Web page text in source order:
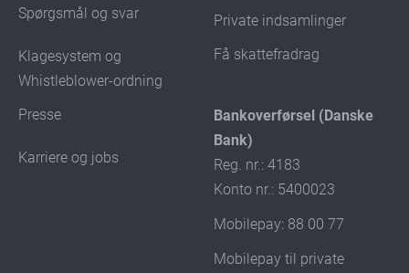
Spørgsmål og svar
Klagesystem og
Whistleblower-ordning
Presse
Karriere og jobs
Private indsamlinger
Få skattefradrag
Bankoverførsel (Danske
Bank)
Reg. nr.: 4183
Konto nr.: 5400023
Mobilepay: 88 00 77
Mobilepay til private